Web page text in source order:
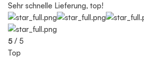
Sehr schnelle Lieferung, top!
5 / 5
Top